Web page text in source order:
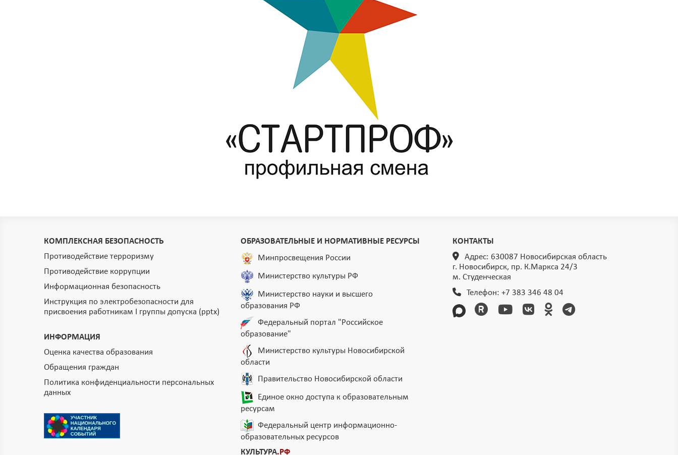
КОМПЛЕКСНАЯ БЕЗОПАСНОСТЬ
Противодействие терроризму
Противодействие коррупции
Информационная безопасность
Инструкция по электробезопасности для
присвоения работникам I группы допуска (pptx)
ИНФОРМАЦИЯ
Оценка качества образования
Обращения граждан
Политика конфиденциальности персональных
данных
ОБРАЗОВАТЕЛЬНЫЕ И НОРМАТИВНЫЕ РЕСУРСЫ
Минпросвещения России
Министерство культуры РФ
Министерство науки и высшего
образования РФ
Федеральный портал "Российское
образование"
Министерство культуры Новосибирской
области
Правительство Новосибирской области
Единое окно доступа к образовательным
ресурсам
Федеральный центр информационно-
образовательных ресурсов
КУЛЬТУРА.РФ
КОНТАКТЫ
Адрес: 630087 Новосибирская область
г. Новосибирск, пр. К.Маркса 24/3
м. Студенческая
Телефон: +7 383 346 48 04